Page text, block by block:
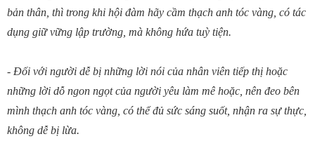
bản thân, thì trong khi hội đàm hãy cầm thạch anh tóc vàng, có tác
dụng giữ vững lập trường, mà không hứa tuỳ tiện.
- Đối với người dễ bị những lời nói của nhân viên tiếp thị hoặc
những lời dỗ ngon ngọt của người yêu làm mê hoặc, nên đeo bên
mình thạch anh tóc vàng, có thể đủ sức sáng suốt, nhận ra sự thực,
không dễ bị lừa.